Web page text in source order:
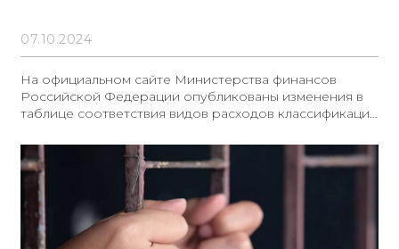
07.10.2024
На официальном сайте Министерства финансов
Российской Федерации опубликованы изменения в
таблице соответствия видов расходов классификации
классификации операций сектора государственного
управления, которые будут вступать в силу в 2025
году. Включены две новые увязки для учета расходов
на лизинг: КВР 248 с кодом 224 КОСГУ и КВР 416 с
кодом 310 КОСГУ